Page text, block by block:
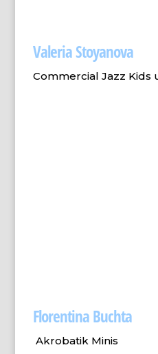
Valeria Stoyanova
Commercial Jazz Kids
Florentina Buchta
Akrobatik Minis